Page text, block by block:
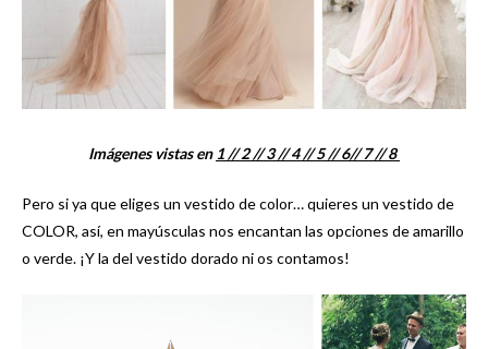
Imágenes vistas en 1 // 2 // 3 // 4 // 5 // 6// 7 // 8
Pero si ya que eliges un vestido de color… quieres un vestido de
COLOR, así, en mayúsculas nos encantan las opciones de amarillo
o verde. ¡Y la del vestido dorado ni os contamos!